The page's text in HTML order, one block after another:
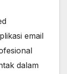
email
dalam